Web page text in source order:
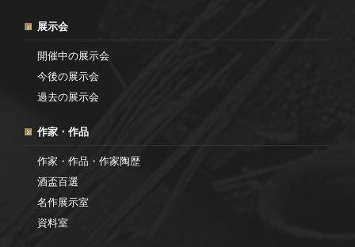
展示会
開催中の展示会
今後の展示会
過去の展示会
作家・作品
作家・作品・作家陶歴
酒盃百選
名作展示室
資料室